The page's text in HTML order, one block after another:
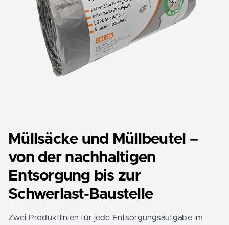
Müllsäcke und Müllbeutel –
von der nachhaltigen
Entsorgung bis zur
Schwerlast-Baustelle
Zwei Produktlinien für jede Entsorgungsaufgabe im